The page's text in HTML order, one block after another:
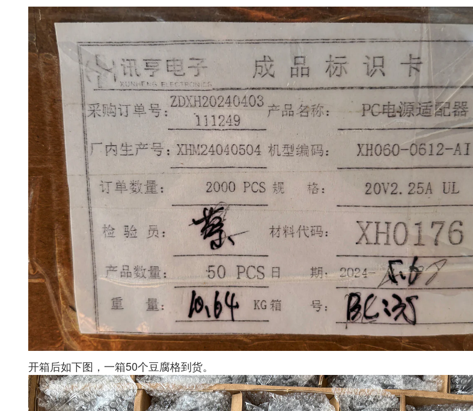
开箱后如下图，一箱50个豆腐格到货。